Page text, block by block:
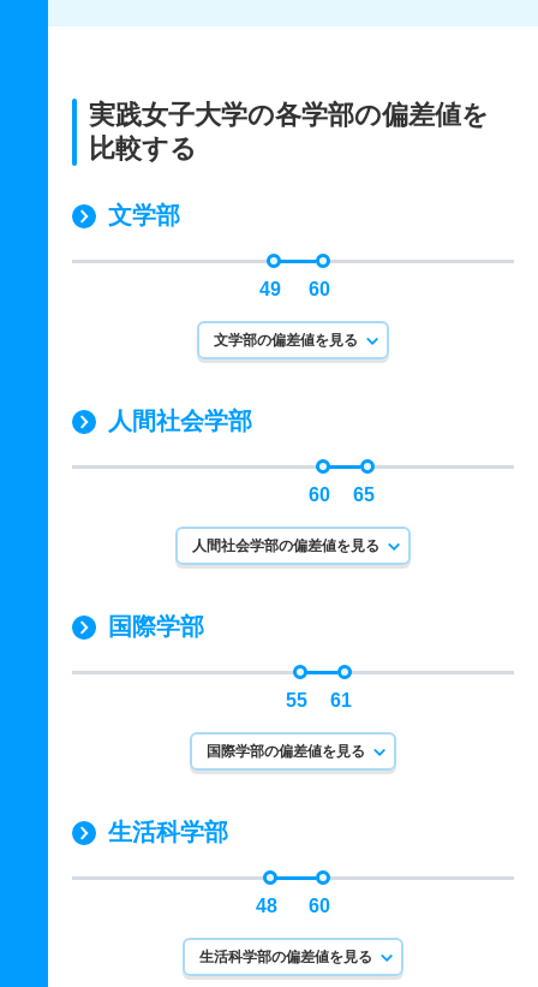
実践女子大学の各学部の偏差値を
比較する
文学部
49 60
文学部の偏差値を見る
人間社会学部
60 65
人間社会学部の偏差値を見る
国際学部
55 61
国際学部の偏差値を見る
生活科学部
48 60
生活科学部の偏差値を見る